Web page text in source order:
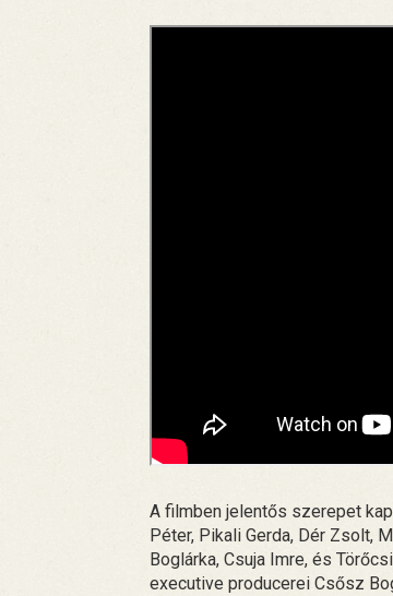
A filmben jelentős szerepet
Péter, Pikali Gerda, Dér Zsolt,
Boglárka, Csuja Imre, és
executive producerei Csősz